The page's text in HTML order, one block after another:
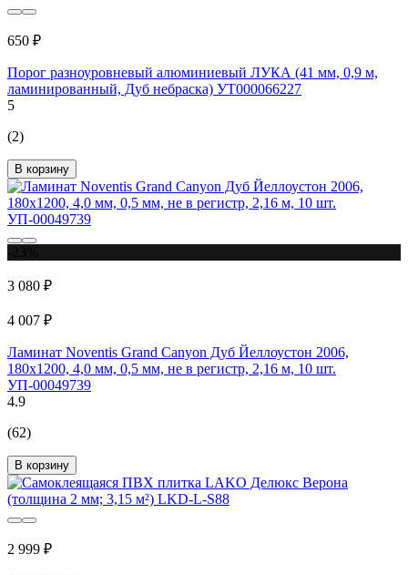
650 ₽
Порог разноуровневый алюминиевый ЛУКА (41 мм, 0,9 м,
ламинированный, Дуб небраска) УТ000066227
5
(2)
В корзину
3 080 ₽
4 007 ₽
Ламинат Noventis Grand Сanyon Дуб Йеллоустон 2006,
180x1200, 4,0 мм, 0,5 мм, не в регистр, 2,16 м, 10 шт.
УП-00049739
4.9
(62)
В корзину
2 999 ₽